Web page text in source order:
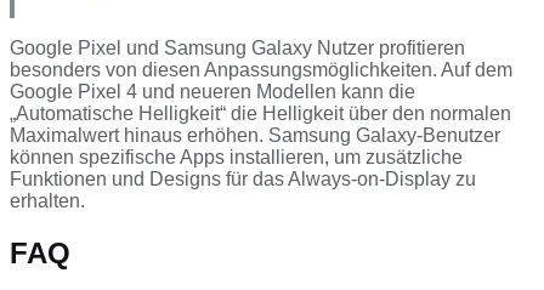
Google Pixel und Samsung Galaxy Nutzer profitieren
besonders von diesen Anpassungsmöglichkeiten. Auf dem
Google Pixel 4 und neueren Modellen kann die
„Automatische Helligkeit“ die Helligkeit über den normalen
Maximalwert hinaus erhöhen. Samsung Galaxy-Benutzer
können spezifische Apps installieren, um zusätzliche
Funktionen und Designs für das Always-on-Display zu
erhalten.
FAQ